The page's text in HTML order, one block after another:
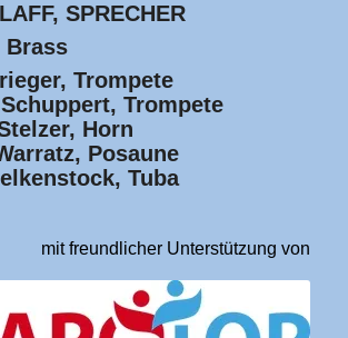
SPRECHER
Brass
Trompete
Trompete
Horn
Posaune
Tuba
mit freundlicher Unterstützung von